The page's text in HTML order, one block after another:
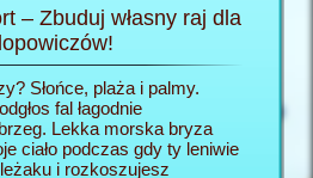
– Zbuduj własny raj dla
Słońce, plaża i palmy.
fal łagodnie
Lekka morska bryza
ciało podczas gdy ty leniwie
i rozkoszujesz